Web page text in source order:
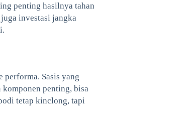
penting hasilnya tahan
investasi jangka
Sasis yang
penting, bisa
tetap kinclong, tapi